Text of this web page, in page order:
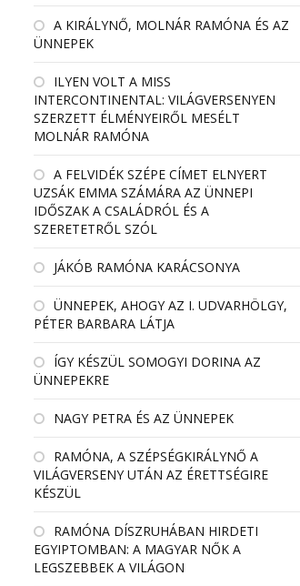
A KIRÁLYNŐ, MOLNÁR RAMÓNA ÉS AZ
ÜNNEPEK
ILYEN VOLT A MISS
INTERCONTINENTAL: VILÁGVERSENYEN
SZERZETT ÉLMÉNYEIRŐL MESÉLT
MOLNÁR RAMÓNA
A FELVIDÉK SZÉPE CÍMET ELNYERT
UZSÁK EMMA SZÁMÁRA AZ ÜNNEPI
IDŐSZAK A CSALÁDRÓL ÉS A
SZERETETRŐL SZÓL
JÁKÓB RAMÓNA KARÁCSONYA
ÜNNEPEK, AHOGY AZ I. UDVARHÖLGY,
PÉTER BARBARA LÁTJA
ÍGY KÉSZÜL SOMOGYI DORINA AZ
ÜNNEPEKRE
NAGY PETRA ÉS AZ ÜNNEPEK
RAMÓNA, A SZÉPSÉGKIRÁLYNŐ A
VILÁGVERSENY UTÁN AZ ÉRETTSÉGIRE
KÉSZÜL
RAMÓNA DÍSZRUHÁBAN HIRDETI
EGYIPTOMBAN: A MAGYAR NŐK A
LEGSZEBBEK A VILÁGON